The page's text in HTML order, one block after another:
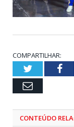
COMPARTILHAR:
Twitter
Email
CONTEÚDO